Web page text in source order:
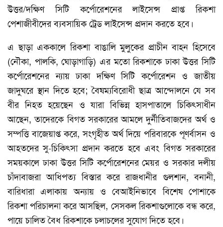
উত্তর/দক্ষিণ সিটি কর্পোরেশনের লাইসেন্স প্রাপ্ত রিকশা
পেশাজীবীদের ব্যবসায়িক ট্রেড লাইসেন্স প্রদান করতে হবে।
এ ছাড়া এককালে রিকশা বাঙালি মুলুকের প্রাচীন বাহন হিসেবে
(নৌকা, পালকি, ঘোড়াগাড়ি) এর মতো রিকশাকে ঢাকা উত্তর সিটি
কর্পোরেশনের ন্যায় ঢাকা দক্ষিণ সিটি কর্পোরেশন ও জাতীয়
জাদুঘরে স্থান দিতে হবে; বৈষম্যবিরোধী ছাত্র আন্দোলনে যে সব
বীর নিহত হয়েছেন ও যারা বিভিন্ন হাসপাতালে চিকিৎসাধীন
আছেন, তাদেরকে বিগত সরকারের আমলে দুর্নীতিবাজদের অর্থ ও
সম্পত্তি বাজেয়াপ্ত করে, সংগৃহীত অর্থ দিয়ে পরিবারকে পূণর্বাসন ও
আহতদের সু-চিকিৎসা প্রদান করতে হবে এবং বিগত সরকারের
সময়কালে ঢাকা উত্তর সিটি কর্পোরেশনের মেয়র ও সরকার দলীয়
চাঁদাবাজরা আধিপত্য বিস্তার করে রাজধানীর গুলশান, বনানী,
বারিধারা এলাকায় অন্যায় ও বেআইনিভাবে বিশেষ পোশাকে
রিকশা পরিচালনা করে আসছিল, সেসকল রিকশাগুলোকে বন্ধ করে,
পায়ে চালিত বৈধ রিকশাকে চলাচলের সুযোগ দিতে হবে।